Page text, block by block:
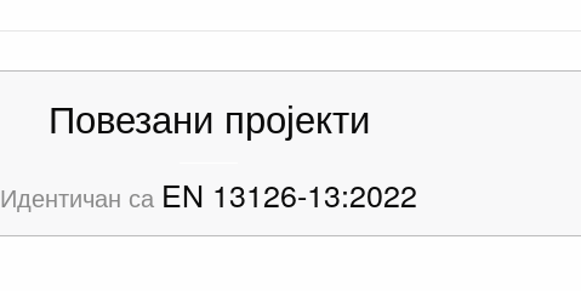
Повезани пројекти
Идентичан са EN 13126-13:2022